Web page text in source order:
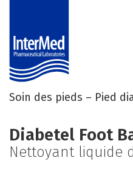
Soin des pieds – Pied
Diabetel Foot
Nettoyant liquide